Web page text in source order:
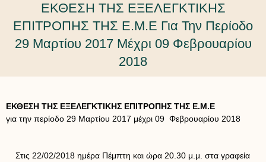
ΕΚΘΕΣΗ ΤΗΣ ΕΞΕΛΕΓΚΤΙΚΗΣ
ΕΠΙΤΡΟΠΗΣ ΤΗΣ Ε.Μ.Ε Για Την Περίοδο
29 Μαρτίου 2017 Μέχρι 09 Φεβρουαρίου
2018
ΕΚΘΕΣΗ ΤΗΣ ΕΞΕΛΕΓΚΤΙΚΗΣ ΕΠΙΤΡΟΠΗΣ ΤΗΣ Ε.Μ.Ε
για την περίοδο 29 Μαρτίου 2017 μέχρι 09 Φεβρουαρίου 2018
Στις 22/02/2018 ημέρα Πέμπτη και ώρα 20.30 μ.μ. στα γραφεία